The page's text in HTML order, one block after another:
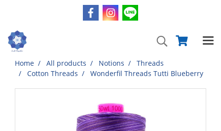
Home All products Notions
Threads
Cotton Threads
Wonderfil Threads Tutti Blueberry